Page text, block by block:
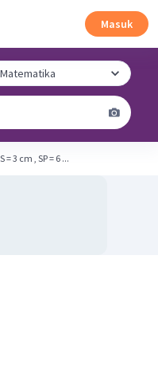
Masuk
3 cm , SP = 6 ...